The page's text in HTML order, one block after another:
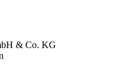
& Co. KG